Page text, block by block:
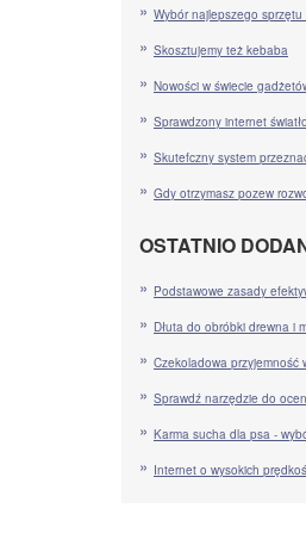
Wybór najlepszego
Skosztujemy też kebaba
Nowości w świecie
Sprawdzony internet
Skutefczny system
Gdy otrzymasz pozew
OSTATNIO
Podstawowe zasady
Dłuta do obróbki drewna i
Czekoladowa przyjemność
Sprawdź narzędzie do
Karma sucha dla psa -
Internet o wysokich